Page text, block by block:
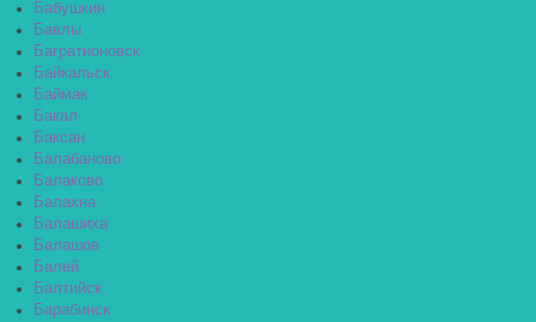
Бабушкин
Бавлы
Багратионовск
Байкальск
Баймак
Бакал
Баксан
Балабаново
Балаково
Балахна
Балашиха
Балашов
Балей
Балтийск
Барабинск